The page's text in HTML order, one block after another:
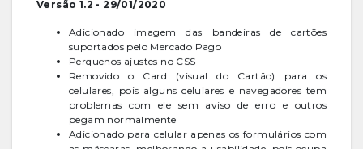
Versão 1.2 - 29/01/2020
Adicionado imagem das bandeiras de cartões
suportados pelo Mercado Pago
Perquenos ajustes no CSS
Removido o Card (visual do Cartão) para os
celulares, pois alguns celulares e navegadores tem
problemas com ele sem aviso de erro e outros
pegam normalmente
Adicionado para celular apenas os formulários com